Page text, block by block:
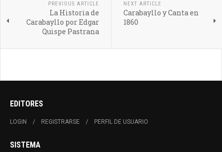
PREVIOUS ARTICLE
La Historia de
Carabayllo por Edgar
Quispe Pastrana
NEXT ARTICLE
Carabayllo y Canta en
1860
EDITORES
LOGIN REGISTRARSE PERFIL DE USUARIO
SISTEMA